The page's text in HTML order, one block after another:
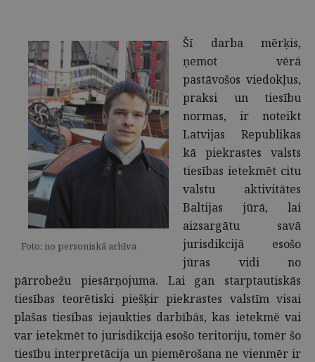
Foto: no personiskā arhīva
Šī darba mērķis,
ņemot vērā
pastāvošos viedokļus,
praksi un tiesību
normas, ir noteikt
Latvijas Republikas
kā piekrastes valsts
tiesības ietekmēt citu
valstu aktivitātes
Baltijas jūrā, lai
aizsargātu savā
jurisdikcijā esošo
jūras vidi no
pārrobežu piesārņojuma. Lai gan starptautiskās
tiesības teorētiski piešķir piekrastes valstīm visai
plašas tiesības iejaukties darbībās, kas ietekmē vai
var ietekmēt to jurisdikcijā esošo teritoriju, tomēr šo
tiesību interpretācija un piemērošana ne vienmēr ir